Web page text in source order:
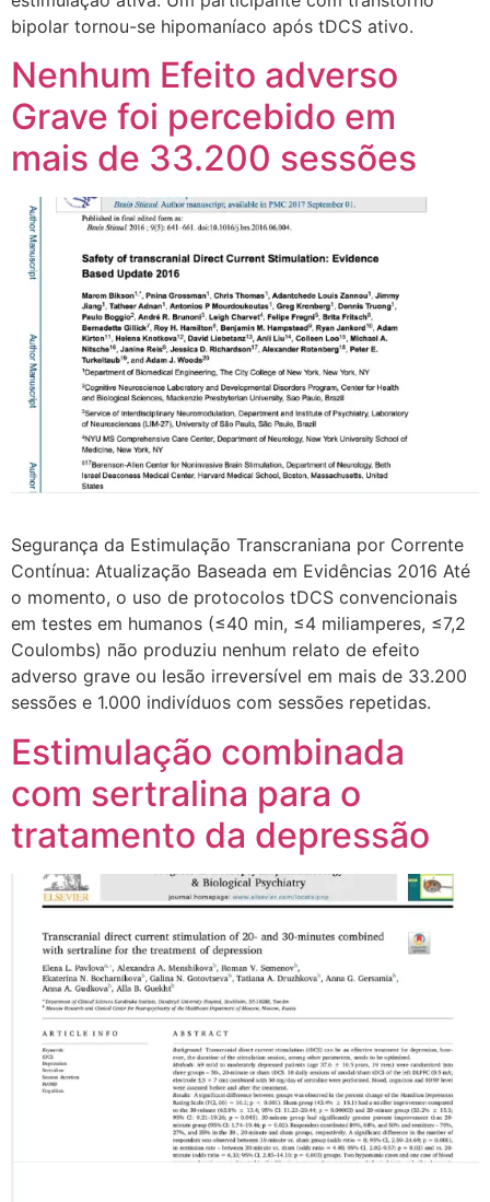
bipolar tornou-se hipomaníaco após tDCS ativo.
Nenhum Efeito adverso
Grave foi percebido em
mais de 33.200 sessões
Segurança da Estimulação Transcraniana por Corrente
Contínua: Atualização Baseada em Evidências 2016 Até
o momento, o uso de protocolos tDCS convencionais
em testes em humanos (≤40 min, ≤4 miliamperes, ≤7,2
Coulombs) não produziu nenhum relato de efeito
adverso grave ou lesão irreversível em mais de 33.200
sessões e 1.000 indivíduos com sessões repetidas.
Estimulação combinada
com sertralina para o
tratamento da depressão